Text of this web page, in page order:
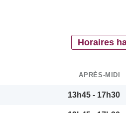
APRÈS-MIDI
13h45 - 17h30